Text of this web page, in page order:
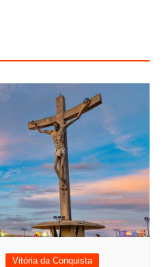
Vitória da Conquista